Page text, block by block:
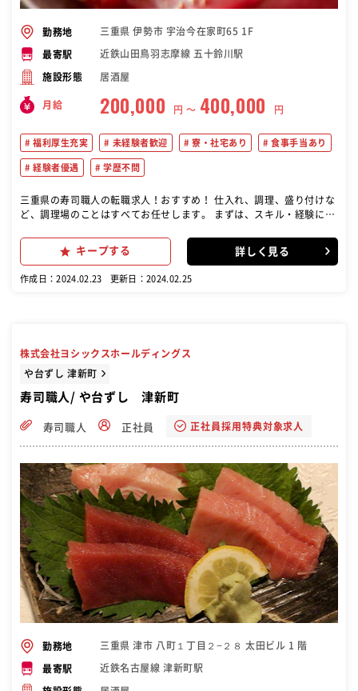
勤務地 三重県 伊勢市 宇治今在家町65 1F
最寄駅 近鉄山田鳥羽志摩線 五十鈴川駅
施設形態 居酒屋
月給 200,000 円 〜 400,000 円
福利厚生充実 未経験者歓迎 寮・社宅あり 食事手当あり
経験者優遇 学歴不問
三重県の寿司職人の転職求人！おすすめ！ 仕入れ、調理、盛り付けな
ど、調理場のことはすべてお任せします。 まずは、スキル・経験に応
躍していただけます。 これまでの経験を活かして、より魅力的なお店
を創っていってください。
キープする 詳しく見る
作成日：2024.02.23 更新日：2024.02.25
株式会社ヨシックスホールディングス
や台ずし 津新町
寿司職人/ や台ずし 津新町
寿司職人 正社員 正社員採用特典対象求人
勤務地 三重県 津市 八町１丁目２−２８ 太田ビル 1 階
最寄駅 近鉄名古屋線 津新町駅